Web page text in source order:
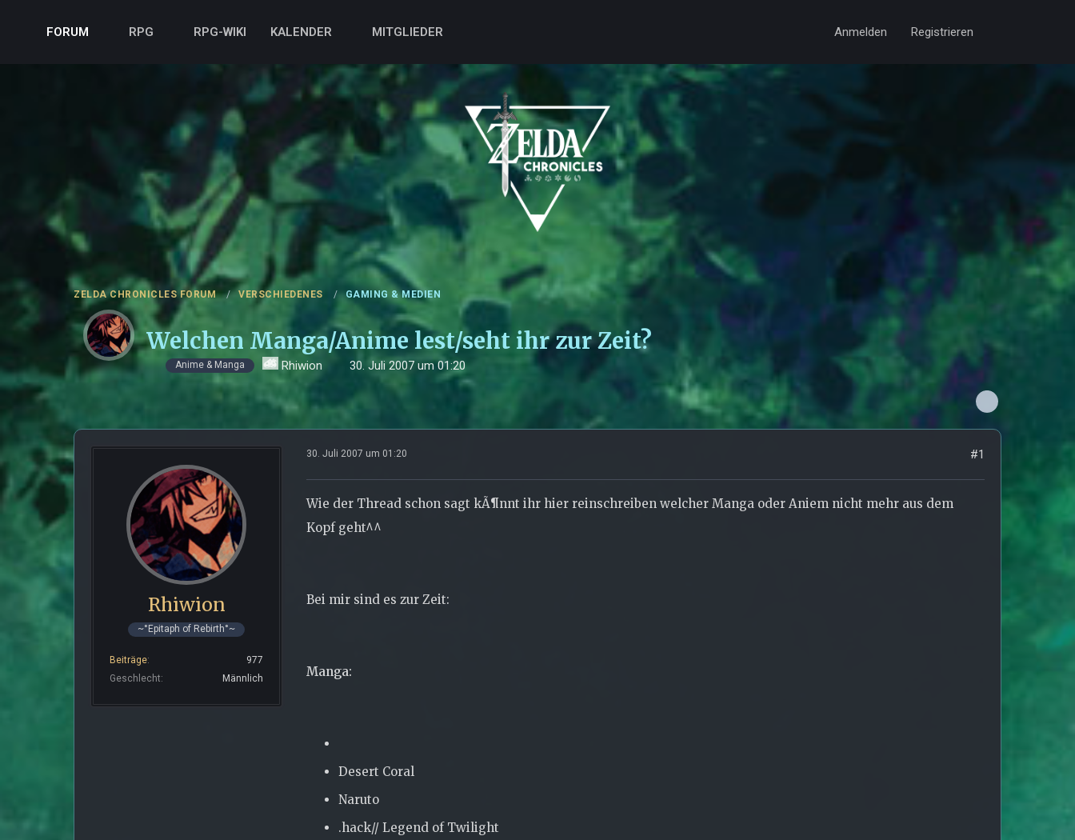
FORUM RPG RPG-WIKI KALENDER MITGLIEDER Anmelden Registrieren
ZELDA CHRONICLES FORUM VERSCHIEDENES GAMING & MEDIEN
Welchen Manga/Anime lest/seht ihr zur Zeit?
Anime & Manga Rhiwion 30. Juli 2007 um 01:20
Rhiwion
~°Epitaph of Rebirth°~
Beiträge
977
Geschlecht
Männlich
30. Juli 2007 um 01:20 #1
Wie der Thread schon sagt kÃ¶nnt ihr hier reinschreiben welcher Manga oder Aniem nicht mehr aus dem
Kopf geht^^
Bei mir sind es zur Zeit:
Manga:
Desert Coral
Naruto
.hack// Legend of Twilight